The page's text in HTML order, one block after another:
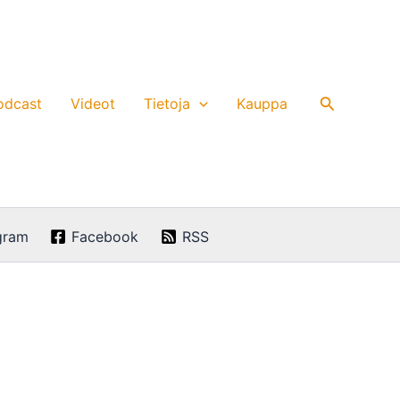
Videot Tietoja Kauppa Hae
Facebook RSS